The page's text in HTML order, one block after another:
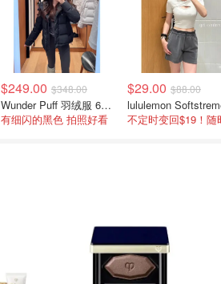
$249.00 $348.00
Wunder Puff 羽绒服 600蓬松度
有细闪的黑色 拍照好看
$29.00 $88.00